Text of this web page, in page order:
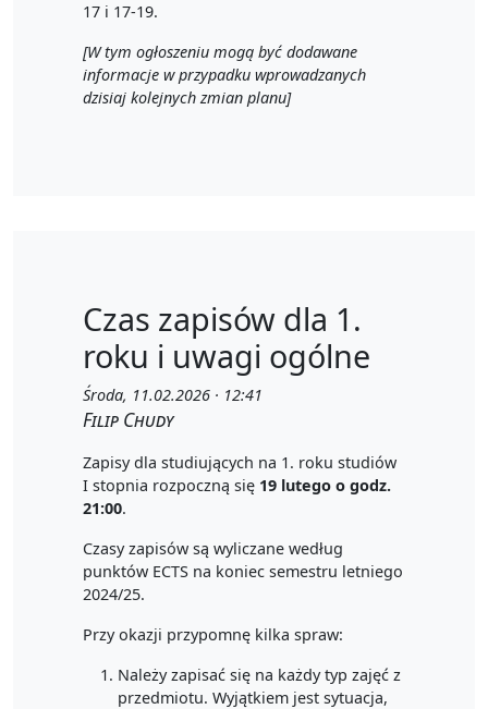
17 i 17-19.
[W tym ogłoszeniu mogą być dodawane
informacje w przypadku wprowadzanych
dzisiaj kolejnych zmian planu]
Czas zapisów dla 1.
roku i uwagi ogólne
Środa, 11.02.2026 · 12:41
Filip Chudy
Zapisy dla studiujących na 1. roku studiów
I stopnia rozpoczną się 19 lutego o godz.
21:00.
Czasy zapisów są wyliczane według
punktów ECTS na koniec semestru letniego
2024/25.
Przy okazji przypomnę kilka spraw:
Należy zapisać się na każdy typ zajęć z
przedmiotu. Wyjątkiem jest sytuacja,